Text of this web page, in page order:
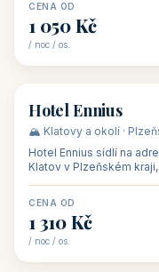
CENA OD
1 050 Kč
/ noc / os.
🏨 hotel
Hotel Ennius
🏔️ Klatovy a okolí ·
Hotel Ennius sídlí na
Klatov v Plzeňském
CENA OD
1 310 Kč
/ noc / os.